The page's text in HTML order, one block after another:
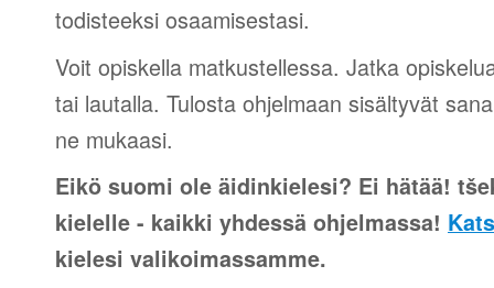
todisteeksi osaamisestasi.
Voit opiskella matkustellessa. Jatka
tai lautalla. Tulosta ohjelmaan sisältyvät
ne mukaasi.
Eikö suomi ole äidinkielesi? Ei hätää!
kielelle - kaikki yhdessä ohjelmassa!
kielesi valikoimassamme.